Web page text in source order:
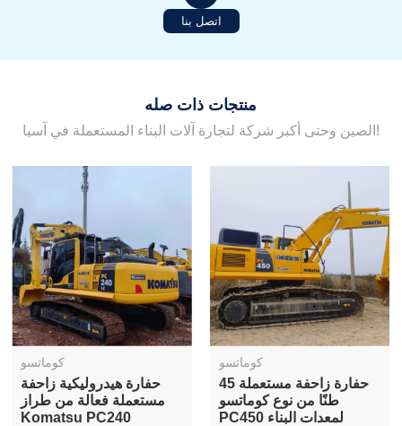
اتصل بنا
منتجات ذات صله
الصين وحتى أكبر شركة لتجارة آلات البناء المستعملة في آسيا!
كوماتسو
حفارة هيدروليكية زاحفة
مستعملة فعالة من طراز
Komatsu PC240
كوماتسو
حفارة زاحفة مستعملة 45
طنًا من نوع كوماتسو
PC450 لمعدات البناء